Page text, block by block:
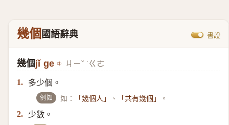
幾個國語辭典 書證
幾個jǐ ge ㄐㄧˇ ˙ㄍㄜ
1. 多少個。
例如 如： 「幾個人」 、 「共有幾個」 。
2. 少數。